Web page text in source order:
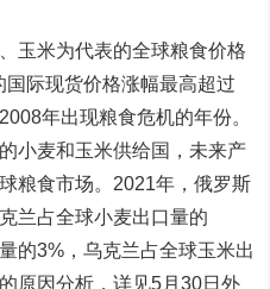
米为代表的全球粮食价格
际现货价格涨幅最高超过
年出现粮食危机的年份。
小麦和玉米供给国，未来产
粮食市场。2021年，俄罗斯
兰占全球小麦出口量的
的3%，乌克兰占全球玉米出
原因分析，详见5月30日外